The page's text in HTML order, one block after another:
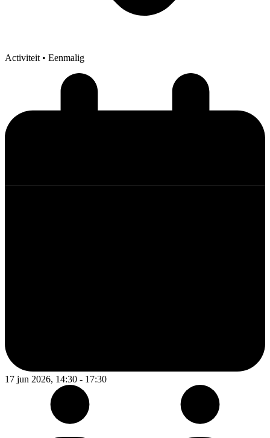
Activiteit • Eenmalig
17 jun 2026, 14:30 - 17:30